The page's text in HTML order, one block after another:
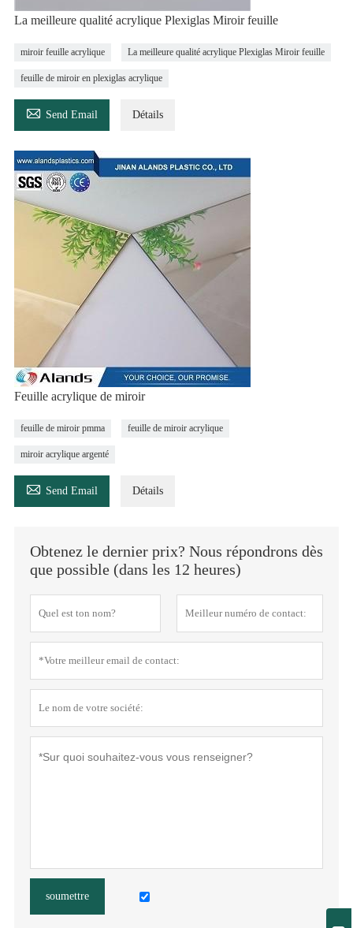
La meilleure qualité acrylique Plexiglas Miroir feuille
miroir feuille acrylique La meilleure qualité acrylique Plexiglas Miroir feuille
feuille de miroir en plexiglas acrylique
 Send Email Détails
Feuille acrylique de miroir
feuille de miroir pmma feuille de miroir acrylique
miroir acrylique argenté
 Send Email Détails
Obtenez le dernier prix? Nous répondrons dès
que possible (dans les 12 heures)
soumettre